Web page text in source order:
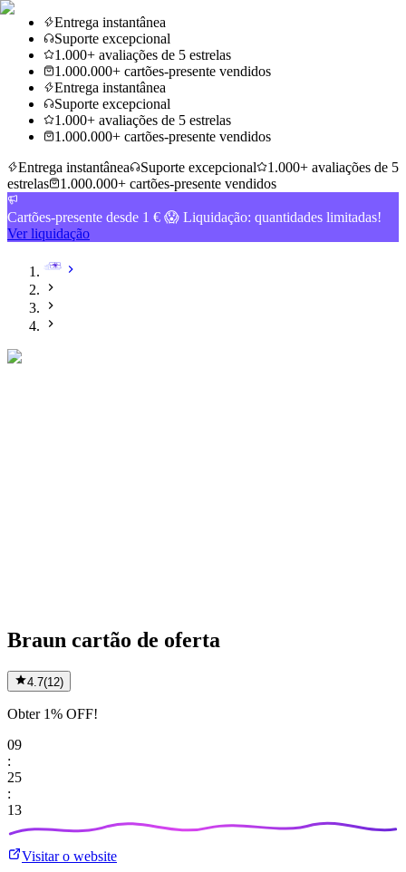
Entrega instantânea
Suporte excepcional
1.000+ avaliações de 5 estrelas
1.000.000+ cartões-presente vendidos
Entrega instantânea
Suporte excepcional
1.000+ avaliações de 5 estrelas
1.000.000+ cartões-presente vendidos
Entrega instantânea
Suporte excepcional
1.000+ avaliações de 5
estrelas
1.000.000+ cartões-presente vendidos
Cartões-presente desde 1 € 😱 Liquidação: quantidades limitadas!
Ver liquidação
Braun cartão de oferta
4.7(12)
Obter 1% OFF!
09
:
25
:
13
Visitar o website